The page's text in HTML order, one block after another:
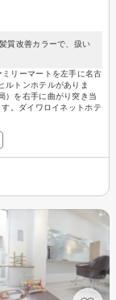
質改善カラーで、扱い
リーマートを左手に名古
ルトンホテルがありま
）を右手に曲がり突き当
。ダイワロイネットホテ